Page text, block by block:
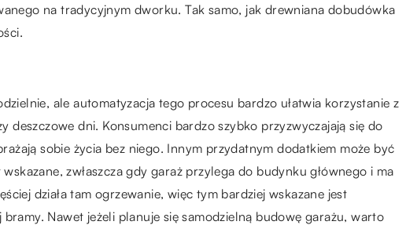
na tradycyjnym dworku. Tak samo, jak drewniana dobudówka
ale automatyzacja tego procesu bardzo ułatwia korzystanie z
deszczowe dni. Konsumenci bardzo szybko przyzwyczajają się do
sobie życia bez niego. Innym przydatnym dodatkiem może być
zwłaszcza gdy garaż przylega do budynku głównego i ma
działa tam ogrzewanie, więc tym bardziej wskazane jest
Nawet jeżeli planuje się samodzielną budowę garażu, warto